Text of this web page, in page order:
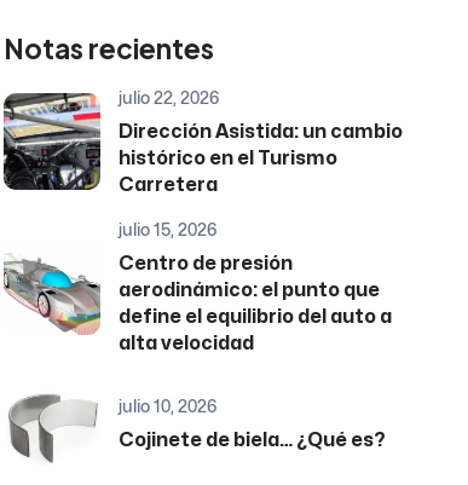
Notas recientes
julio 22, 2026
Dirección Asistida: un cambio
histórico en el Turismo
Carretera
julio 15, 2026
Centro de presión
aerodinámico: el punto que
define el equilibrio del auto a
alta velocidad
julio 10, 2026
Cojinete de biela… ¿Qué es?